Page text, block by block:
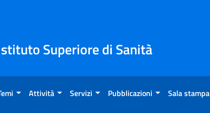
Superiore di Sanità
Attività Servizi Pubblicazioni Sala stampa